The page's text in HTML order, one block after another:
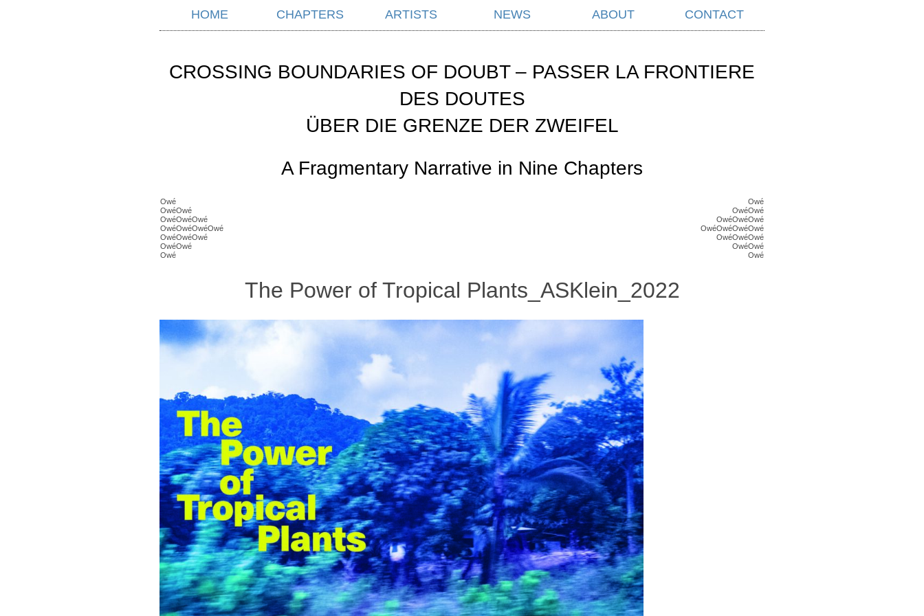
HOME CHAPTERS ARTISTS NEWS ABOUT CONTACT
CROSSING BOUNDARIES OF DOUBT – PASSER LA FRONTIERE
DES DOUTES
ÜBER DIE GRENZE DER ZWEIFEL
A Fragmentary Narrative in Nine Chapters
Owé
Owé
OwéOwé
OwéOwé
OwéOwéOwé
OwéOwéOwé
OwéOwéOwéOwé
OwéOwéOwéOwé
OwéOwéOwé
OwéOwéOwé
OwéOwé
OwéOwé
Owé
Owé
The Power of Tropical Plants_ASKlein_2022